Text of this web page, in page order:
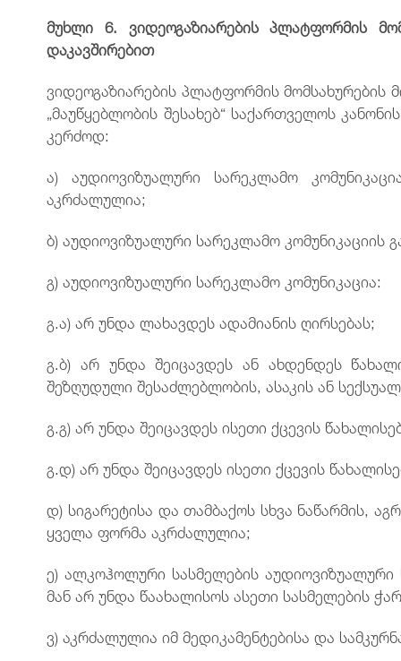
მუხლი 6. ვიდეოგაზიარების პლატფორმის
დაკავშირებით
ვიდეოგაზიარების პლატფორმის მომსახურების
„მაუწყებლობის შესახებ“ საქართველოს
კერძოდ:
ა) აუდიოვიზუალური სარეკლამო
აკრძალულია;
ბ) აუდიოვიზუალური სარეკლამო კომუნიკაციის
გ) აუდიოვიზუალური სარეკლამო კომუნიკაცია:
გ.ა) არ უნდა ლახავდეს ადამიანის ღირსებას;
გ.ბ) არ უნდა შეიცავდეს ან ახდენდეს
შეზღუდული შესაძლებლობის, ასაკის ან
გ.გ) არ უნდა შეიცავდეს ისეთი ქცევის
გ.დ) არ უნდა შეიცავდეს ისეთი ქცევის
დ) სიგარეტისა და თამბაქოს სხვა ნაწარმის,
ყველა ფორმა აკრძალულია;
ე) ალკოჰოლური სასმელების
მან არ უნდა წაახალისოს ასეთი სასმელების
ვ) აკრძალულია იმ მედიკამენტებისა და